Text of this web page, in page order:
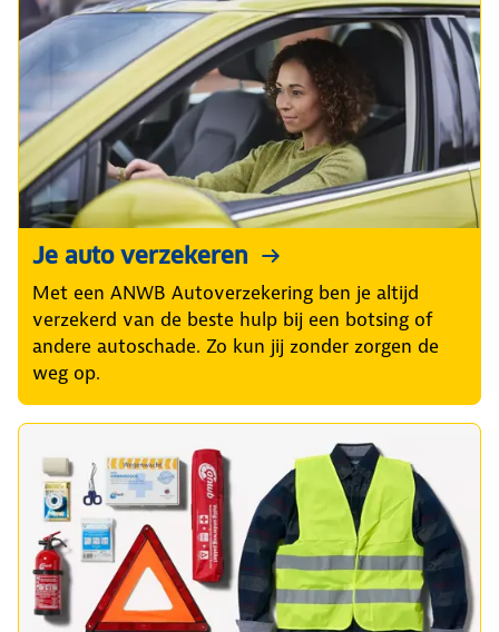
Je auto verzekeren
Met een ANWB Autoverzekering ben je altijd
verzekerd van de beste hulp bij een botsing of
andere autoschade. Zo kun jij zonder zorgen de
weg op.